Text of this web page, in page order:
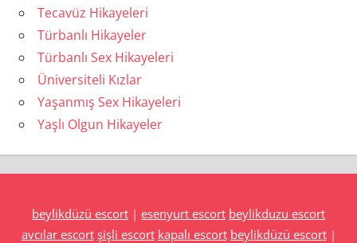
Tecavüz Hikayeleri
Türbanlı Hikayeler
Türbanlı Sex Hikayeleri
Üniversiteli Kızlar
Yaşanmış Sex Hikayeleri
Yaşlı Olgun Hikayeler
beylikdüzü escort | esenyurt escort beylikduzu escort
avcılar escort şişli escort kapalı escort beylikdüzü escort|